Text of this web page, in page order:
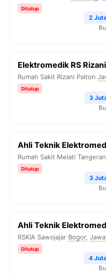
Ditutup
2
Elektromedik RS
Rumah Sakit Rizani Paiton
Ditutup
3
Ahli Teknik
Rumah Sakit Melati
Ditutup
3
Ahli Teknik
RSKIA Sawojajar Bogor,
Ditutup
4